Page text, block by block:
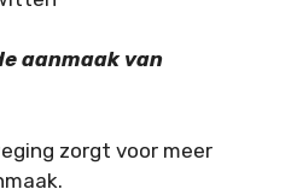
aanmaak van
zorgt voor meer